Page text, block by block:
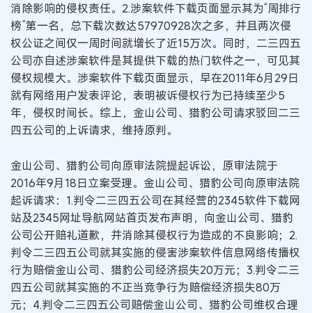
消除影响的侵权责任。2.涉案软件下载页面显示其为“周排行
榜”第一名，总下载次数达57970928次之多，并且两次侵
权公证之间仅一周时间就增长了近15万次。同时，二三四五
公司亦自述涉案软件是其提供下载的热门软件之一，可见其
侵权规模大。涉案软件下载页面显示，早在2011年6月29日
就有网络用户发表评论，表明被诉侵权行为已持续至少5
年，侵权时间长。综上，金山公司、猎豹公司请求驳回二三
四五公司的上诉请求，维持原判。
金山公司、猎豹公司向原审法院提起诉讼，原审法院于
2016年9月18日立案受理。金山公司、猎豹公司向原审法院
起诉请求：1.判令二三四五公司在其经营的2345软件下载网
站及2345网址导航网站首页发布声明，向金山公司、猎豹
公司公开赔礼道歉，并消除其侵权行为造成的不良影响；2.
判令二三四五公司就其实施的侵害涉案软件信息网络传播权
行为赔偿金山公司、猎豹公司经济损失20万元；3.判令二三
四五公司就其实施的不正当竞争行为赔偿经济损失80万
元；4.判令二三四五公司赔偿金山公司、猎豹公司维权合理